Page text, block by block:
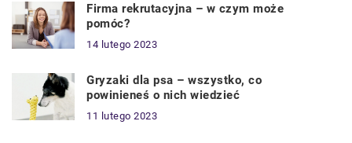
Firma rekrutacyjna – w czym może
pomóc?
14 lutego 2023
Gryzaki dla psa – wszystko, co
powinieneś o nich wiedzieć
11 lutego 2023